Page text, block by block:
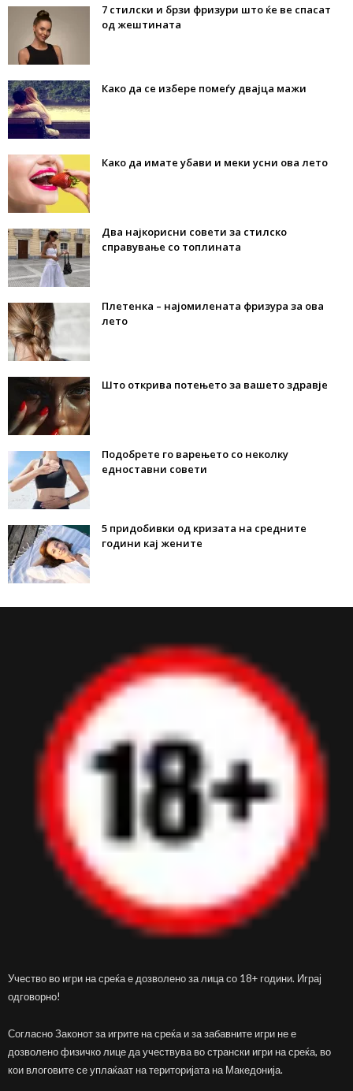
7 стилски и брзи фризури што ќе ве спасат
од жештината
Како да се избере помеѓу двајца мажи
Како да имате убави и меки усни ова лето
Два најкорисни совети за стилско
справување со топлината
Плетенка – најомилената фризура за ова
лето
Што открива потењето за вашето здравје
Подобрете го варењето со неколку
едноставни совети
5 придобивки од кризата на средните
години кај жените
Учество во игри на среќа е дозволено за лица со 18+ години. Играј
одговорно!
Согласно Законот за игрите на среќа и за забавните игри не е
дозволено физичко лице да учествува во странски игри на среќа, во
кои влоговите се уплаќаат на територијата на Македонија.